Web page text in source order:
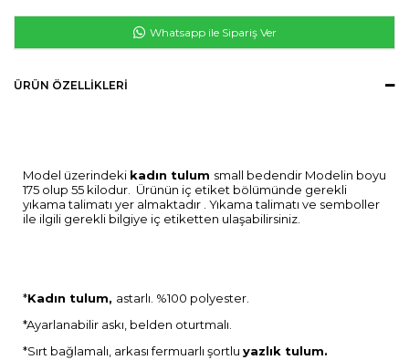
Whatsapp ile Sipariş Ver
ÜRÜN ÖZELLIKLERI
Model üzerindeki kadın tulum small bedendir Modelin boyu
175 olup 55 kilodur. Ürünün iç etiket bölümünde gerekli
yıkama talimatı yer almaktadır . Yıkama talimatı ve semboller
ile ilgili gerekli bilgiye iç etiketten ulaşabilirsiniz.
*Kadın tulum, astarlı. %100 polyester.
*Ayarlanabilir askı, belden oturtmalı.
*Sırt bağlamalı, arkası fermuarlı şortlu yazlık tulum.